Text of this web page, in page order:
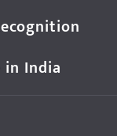
India